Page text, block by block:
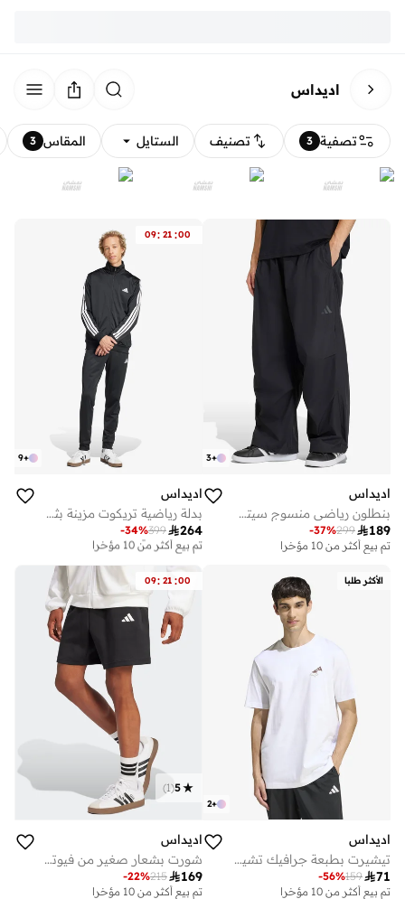
اديداس
تصفية 3 تصنيف الستايل المقاس 3
+
3
اديداس
بنطلون رياضي منسوج سيتي تك
189
299
-37%
تم بيع أكثر من 10 مؤخرا
09: 21 :00
+
9
اديداس
بدلة رياضية تريكوت مزينة بثلاثة خطوط
264
399
-34%
توصيل مجاني
تم بيع أكثر من 10 مؤخرا
تم بيع أكثر من 10 مؤخرا
الأكثر طلبا
+
2
اديداس
تيشيرت بطبعة جرافيك تشيز كيك مقهى القهوة
71
159
-56%
تم بيع أكثر من 10 مؤخرا
09: 21 :00
5
(
1
)
اديداس
شورت بشعار صغير من فيوتشر آيكونز
169
215
-22%
تم بيع أكثر من 10 مؤخرا